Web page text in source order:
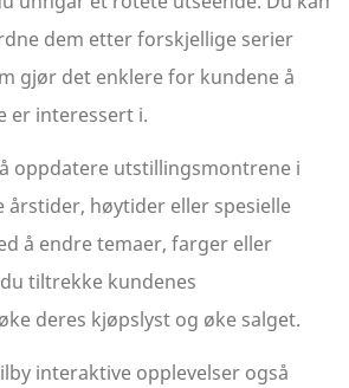
dem etter forskjellige serier
gjør det enklere for kundene å
er interessert i.
oppdatere utstillingsmontrene i
årstider, høytider eller spesielle
å endre temaer, farger eller
tiltrekke kundenes
deres kjøpslyst og øke salget.
interaktive opplevelser også